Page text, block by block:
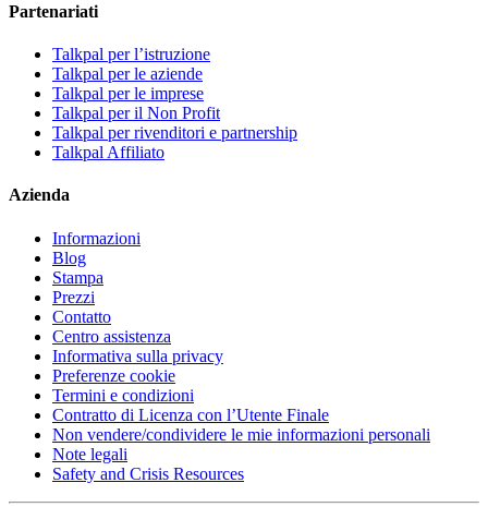
Partenariati
Talkpal per l’istruzione
Talkpal per le aziende
Talkpal per le imprese
Talkpal per il Non Profit
Talkpal per rivenditori e partnership
Talkpal Affiliato
Azienda
Informazioni
Blog
Stampa
Prezzi
Contatto
Centro assistenza
Informativa sulla privacy
Preferenze cookie
Termini e condizioni
Contratto di Licenza con l’Utente Finale
Non vendere/condividere le mie informazioni personali
Note legali
Safety and Crisis Resources